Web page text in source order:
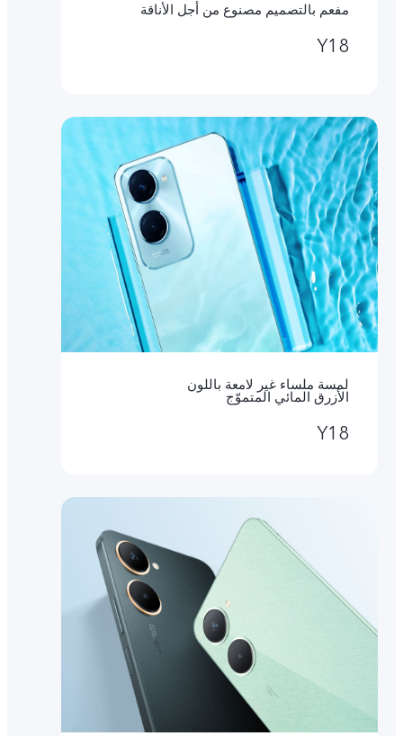
مفعم بالتصميم مصنوع من أجل الأناقة
Y18
لمسة ملساء غير لامعة باللون
الأزرق المائي المتموّج
Y18